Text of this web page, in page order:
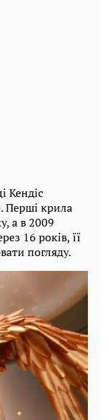
Кендіс
Перші крила
а в 2009
16 років, її
погляду.